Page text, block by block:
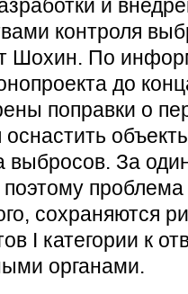
и
контроля
Шохин. По
до
поправки о
оснастить
выбросов. За
поэтому
сохраняются
I категории к
органами.